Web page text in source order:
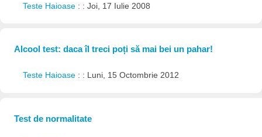
Teste Haioase : : Joi, 17 Iulie 2008
Alcool test: daca îl treci poți să mai bei un pahar!
Teste Haioase : : Luni, 15 Octombrie 2012
Test de normalitate